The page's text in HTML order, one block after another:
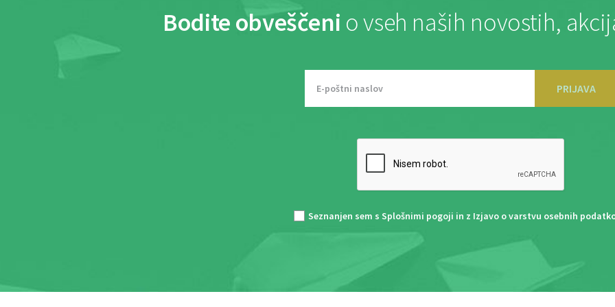
Bodite obveščeni o vseh naših novostih,
PRIJAVA
Seznanjen sem s Splošnimi pogoji in z Izjavo o varstvu osebnih